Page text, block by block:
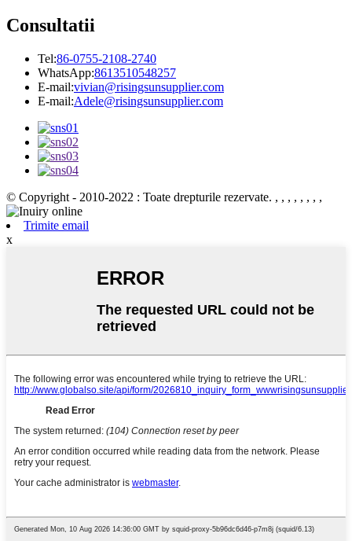
Consultatii
Tel:86-0755-2108-2740
WhatsApp:8613510548257
E-mail:vivian@risingsunsupplier.com
E-mail:Adele@risingsunsupplier.com
© Copyright - 2010-2022 : Toate drepturile rezervate. , , , , , , , ,
Trimite email
x